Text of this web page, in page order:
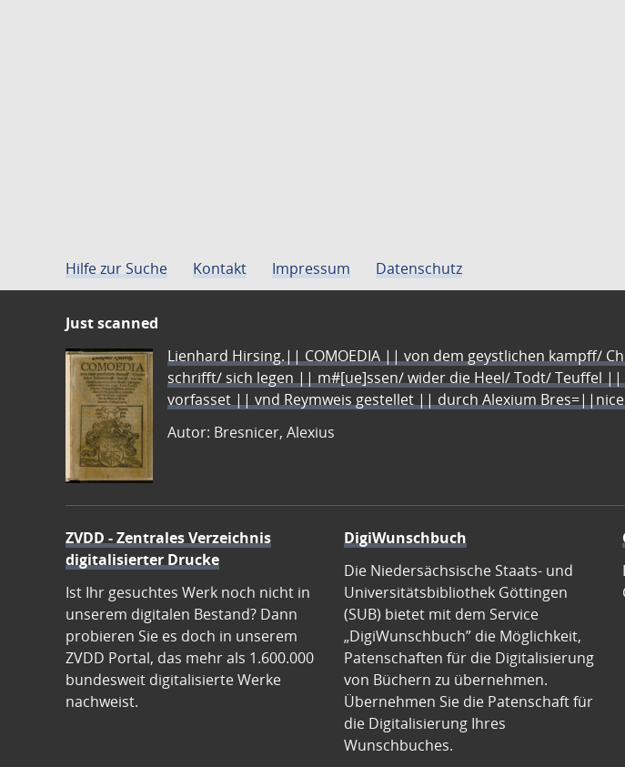
Hilfe zur Suche Kontakt Impressum Datenschutz
Just scanned
Lienhard Hirsing.|| COMOEDIA || von dem geystlichen kampff/
schrifft/ sich legen || m#[ue]ssen/ wider die Heel/ Todt/ Teuffel
vorfasset || vnd Reymweis gestellet || durch Alexium
Autor: Bresnicer, Alexius
ZVDD - Zentrales Verzeichnis
digitalisierter Drucke
Ist Ihr gesuchtes Werk noch nicht in
unserem digitalen Bestand? Dann
probieren Sie es doch in unserem
ZVDD Portal, das mehr als 1.600.000
bundesweit digitalisierte Werke
nachweist.
DigiWunschbuch
Die Niedersächsische Staats- und
Universitätsbibliothek Göttingen
(SUB) bietet mit dem Service
„DigiWunschbuch” die Möglichkeit,
Patenschaften für die Digitalisierung
von Büchern zu übernehmen.
Übernehmen Sie die Patenschaft für
die Digitalisierung Ihres
Wunschbuches.